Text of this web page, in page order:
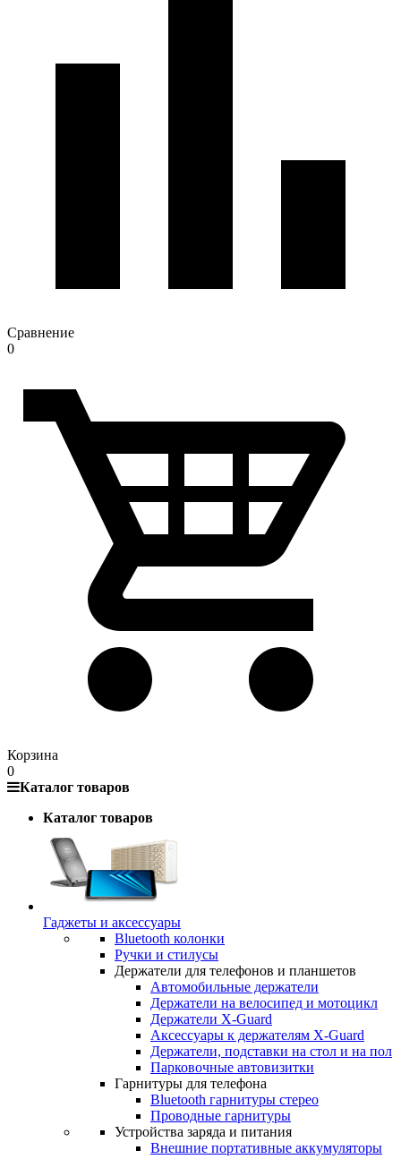
Сравнение
0
Корзина
0
Каталог товаров
Каталог товаров
Гаджеты и аксессуары
Bluetooth колонки
Ручки и стилусы
Держатели для телефонов и планшетов
Автомобильные держатели
Держатели на велосипед и мотоцикл
Держатели X-Guard
Аксессуары к держателям X-Guard
Держатели, подставки на стол и на пол
Парковочные автовизитки
Гарнитуры для телефона
Bluetooth гарнитуры стерео
Проводные гарнитуры
Устройства заряда и питания
Внешние портативные аккумуляторы